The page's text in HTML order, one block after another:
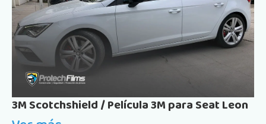
3M Scotchshield / Película 3M para Seat Leon